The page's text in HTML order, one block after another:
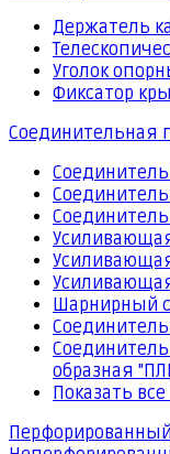
Держатель
Уголок
Фиксатор
Соединительная
Шарнирный
образная
Показать все